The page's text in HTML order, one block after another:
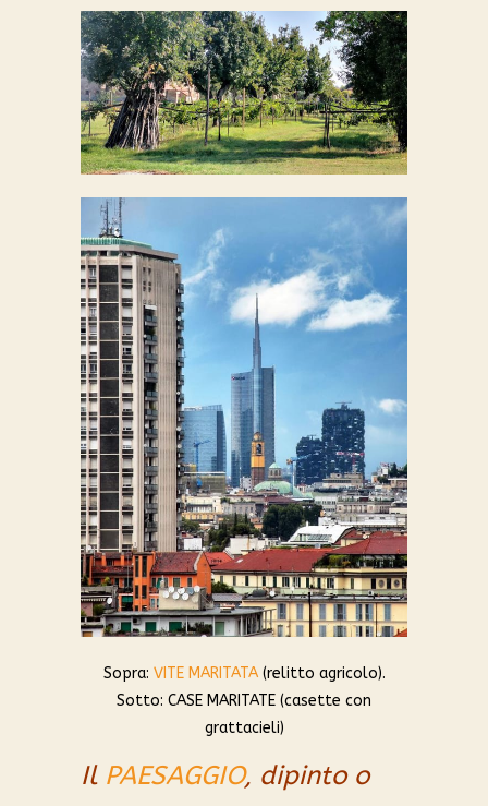
Sopra: VITE MARITATA(relitto agricolo).
Sotto: CASE MARITATE (casette con
grattacieli)
Il PAESAGGIO, dipinto o